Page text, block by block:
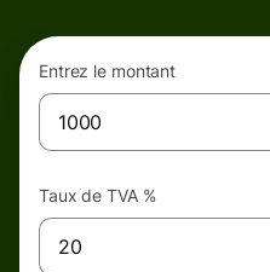
Entrez le montant
Taux de TVA %